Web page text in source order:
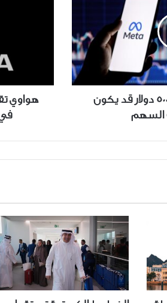
صعود سعر "ميتا" لـ 500 دولار قد يكون
السهم
رقائق
الذكاء
الاصطناعي
هواوي